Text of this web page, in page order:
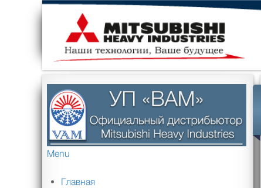
Menu
Главная